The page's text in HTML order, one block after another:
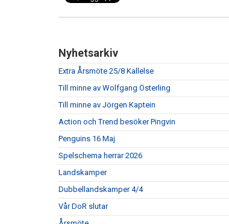
Nyhetsarkiv
Extra Årsmöte 25/8 Kallelse
Till minne av Wolfgang Österling
Till minne av Jörgen Kaptein
Action och Trend besöker Pingvin
Penguins 16 Maj
Spelschema herrar 2026
Landskamper
Dubbellandskamper 4/4
Vår DoR slutar